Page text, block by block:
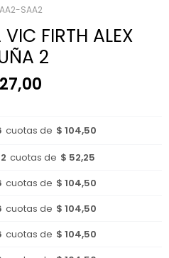
SAA2
VIC FIRTH ALEX
2
cuotas de $ 104,50
cuotas de $ 52,25
cuotas de $ 104,50
cuotas de $ 104,50
cuotas de $ 104,50